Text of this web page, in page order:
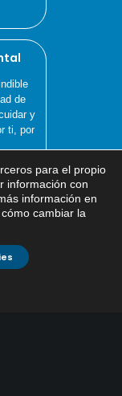
de
y
ti, por
para el propio
información con
información en
cómo cambiar la
duda sobre
haga click abajo.